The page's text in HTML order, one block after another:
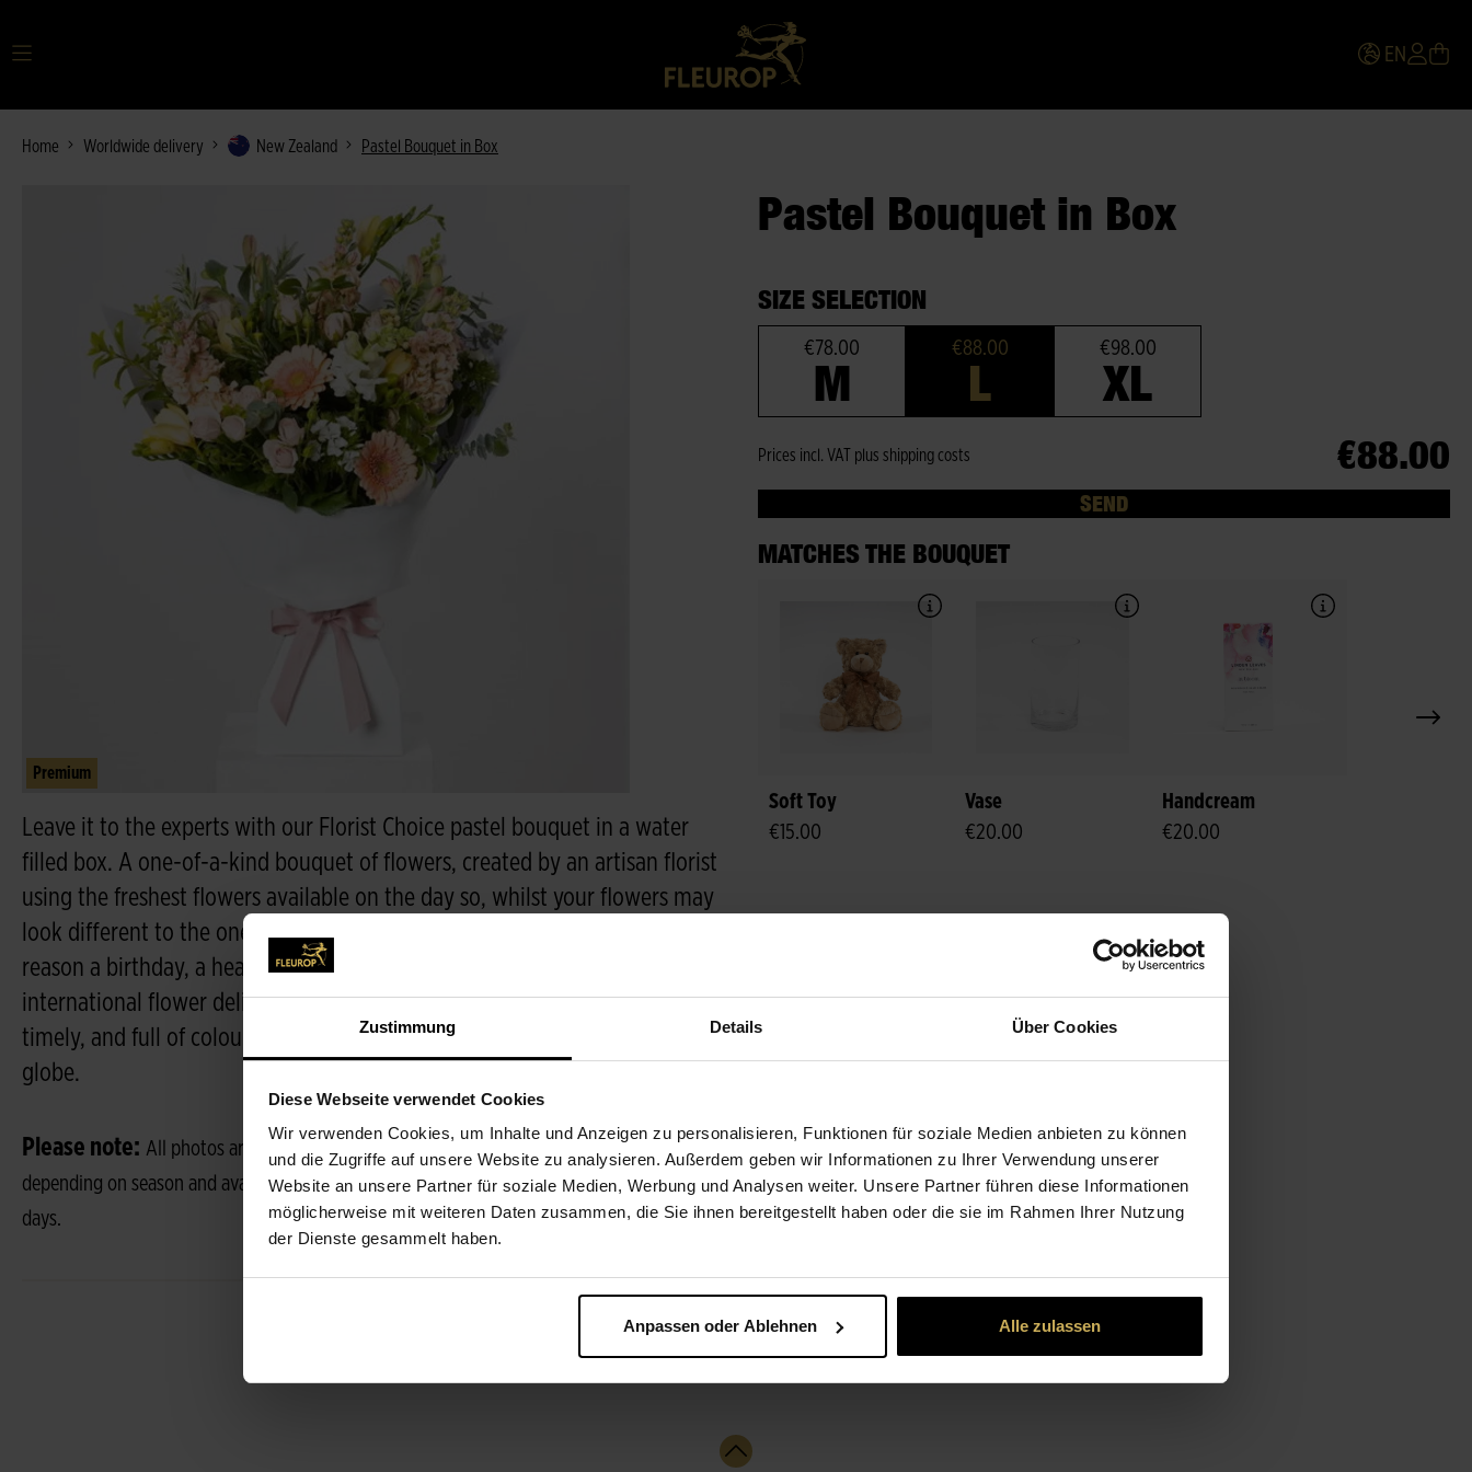
Zustimmung Details Über Cookies
Diese Webseite verwendet Cookies
Wir verwenden Cookies, um Inhalte und Anzeigen zu personalisieren, Funktionen für soziale Medien anbieten zu können
und die Zugriffe auf unsere Website zu analysieren. Außerdem geben wir Informationen zu Ihrer Verwendung unserer
Website an unsere Partner für soziale Medien, Werbung und Analysen weiter. Unsere Partner führen diese Informationen
möglicherweise mit weiteren Daten zusammen, die Sie ihnen bereitgestellt haben oder die sie im Rahmen Ihrer Nutzung
der Dienste gesammelt haben.
Anpassen oder Ablehnen Alle zulassen
EN
Home Worldwide delivery New Zealand Pastel Bouquet in Box
Premium
Pastel Bouquet in Box
SIZE SELECTION
€78.00
M
€88.00
L
€98.00
XL
€88.00
Prices incl. VAT plus shipping costs
SEND
MATCHES THE BOUQUET
Soft Toy
€15.00
Vase
€20.00
Handcream
€20.00
Leave it to the experts with our Florist Choice pastel bouquet in a water
filled box. A one-of-a-kind bouquet of flowers, created by an artisan florist
using the freshest flowers available on the day so, whilst your flowers may
look different to the one pictured, it’ll still be just as lovely. No matter the
reason a birthday, a heartfelt thank-you, or a just because gesture, our
international flower delivery makes it simple to send love anywhere. Fresh,
timely, and full of colour, your gift will brighten someone’s day across the
globe.
Please note: All photos are sample photos, each bouquet is unique and may vary
depending on season and availability. Budding flowers unfold their full beauty within a few
days.